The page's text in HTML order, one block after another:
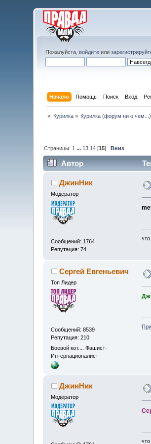
Пожалуйста,войдите или
Начало Помощь Поиск Вход
» Курилка» Курилка (форум ни о чем...)
Страницы: 1 ... 13 14 [15]Вниз
Автор
ДжинНик
Модератор
Сообщений: 1764
Репутация: 74
Сергей Евгеньевич
Топ Лидер
Сообщений: 8539
Репутация: 210
Боевой кот.... Фашист-
Интернационалист
ДжинНик
Модератор